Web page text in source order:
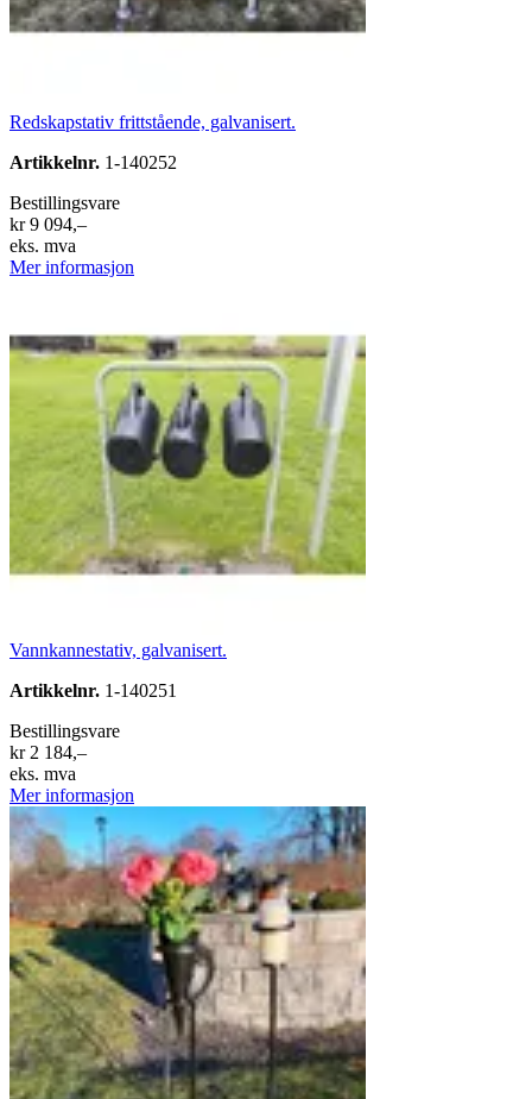
Redskapstativ frittstående, galvanisert.
Artikkelnr. 1-140252
Bestillingsvare
kr 9 094,–
eks. mva
Mer informasjon
Vannkannestativ, galvanisert.
Artikkelnr. 1-140251
Bestillingsvare
kr 2 184,–
eks. mva
Mer informasjon